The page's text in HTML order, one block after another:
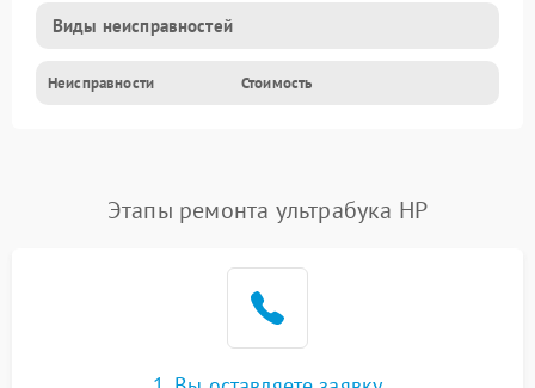
Виды неисправностей
Неисправности Стоимость
Этапы ремонта ультрабука HP